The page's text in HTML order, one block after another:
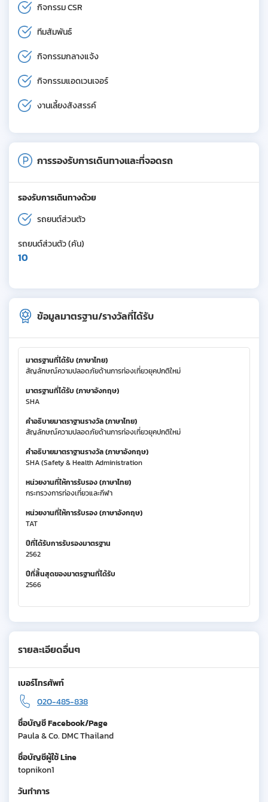
กิจกรรม CSR
ทีมสัมพันธ์
กิจกรรมกลางแจ้ง
กิจกรรมแอดเวนเจอร์
งานเลี้ยงสังสรรค์
การรองรับการเดินทางและที่จอดรถ
รองรับการเดินทางด้วย
รถยนต์ส่วนตัว
รถยนต์ส่วนตัว (คัน)
10
ข้อมูลมาตรฐาน/รางวัลที่ได้รับ
มาตรฐานที่ได้รับ (ภาษาไทย)
สัญลักษณ์ความปลอดภัยด้านการท่องเที่ยวยุคปกติใหม่
มาตรฐานที่ได้รับ (ภาษาอังกฤษ)
SHA
คำอธิบายมาตราฐานรางวัล (ภาษาไทย)
สัญลักษณ์ความปลอดภัยด้านการท่องเที่ยวยุคปกติใหม่
คำอธิบายมาตราฐานรางวัล (ภาษาอังกฤษ)
SHA (Safety & Health Administration
หน่วยงานที่ให้การรับรอง (ภาษาไทย)
กระทรวงการท่องเที่ยวและกีฬา
หน่วยงานที่ให้การรับรอง (ภาษาอังกฤษ)
TAT
ปีที่ได้รับการรับรองมาตรฐาน
2562
ปีที่สิ้นสุดของมาตรฐานที่ได้รับ
2566
รายละเอียดอื่นๆ
เบอร์โทรศัพท์
020-485-838
ชื่อบัญชี Facebook/Page
Paula & Co. DMC Thailand
ชื่อบัญชีผู้ใช้ Line
topnikon1
วันทำการ